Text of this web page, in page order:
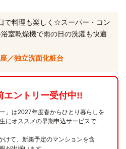
で料理も楽しく☆スーパー・コン
室乾燥機で雨の日の洗濯も快適
／独立洗面化粧台
エントリー受付中!!
」は2027年度春からひとり暮らしを
にオススメの早期申込サービスで
けて、新築予定のマンションを含